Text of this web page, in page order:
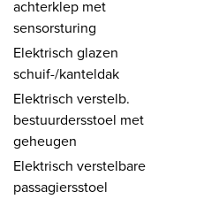
achterklep met
sensorsturing
Elektrisch glazen
schuif-/kanteldak
Elektrisch verstelb.
bestuurdersstoel met
geheugen
Elektrisch verstelbare
passagiersstoel